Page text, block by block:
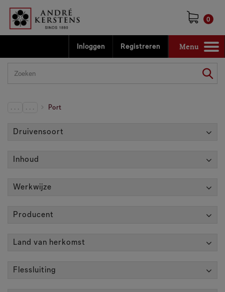
0
Inloggen Registreren
Toggle
navigation
Menu
. . . . . . Port
Druivensoort
Inhoud
Werkwijze
Producent
Land van herkomst
Flessluiting